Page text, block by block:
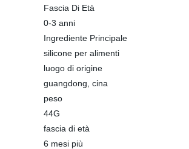
Fascia Di Età
0-3 anni
Ingrediente Principale
silicone per alimenti
luogo di origine
guangdong, cina
peso
44G
fascia di età
6 mesi più